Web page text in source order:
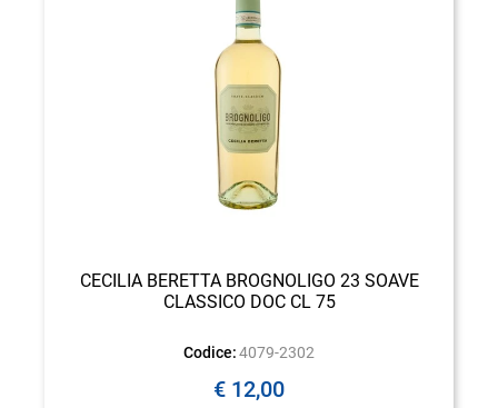
CECILIA BERETTA BROGNOLIGO 23 SOAVE
CLASSICO DOC CL 75
Codice: 4079-2302
€ 12,00